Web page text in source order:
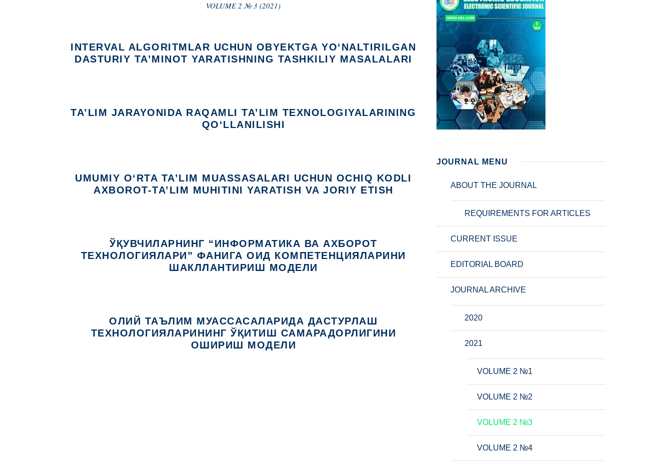
VOLUME 2 № 3 (2021)
INTERVAL ALGORITMLAR UCHUN OBYEKTGA YO‘NALTIRILGAN
DASTURIY TA’MINOT YARATISHNING TASHKILIY MASALALARI
TA’LIM JARAYONIDA RAQAMLI TA’LIM TEXNOLOGIYALARINING
QO‘LLANILISHI
UMUMIY O‘RTA TA’LIM MUASSASALARI UCHUN OCHIQ KODLI
AXBOROT-TA’LIM MUHITINI YARATISH VA JORIY ETISH
ЎҚУВЧИЛАРНИНГ “ИНФОРМАТИКА ВА АХБОРОТ
ТЕХНОЛОГИЯЛАРИ” ФАНИГА ОИД КОМПЕТЕНЦИЯЛАРИНИ
ШАКЛЛАНТИРИШ МОДЕЛИ
ОЛИЙ ТАЪЛИМ МУАССАСАЛАРИДА ДАСТУРЛАШ
ТЕХНОЛОГИЯЛАРИНИНГ ЎҚИТИШ САМАРАДОРЛИГИНИ
ОШИРИШ МОДЕЛИ
JOURNAL MENU
ABOUT THE JOURNAL
REQUIREMENTS FOR ARTICLES
CURRENT ISSUE
EDITORIAL BOARD
JOURNAL ARCHIVE
2020
2021
VOLUME 2 №1
VOLUME 2 №2
VOLUME 2 №3
VOLUME 2 №4